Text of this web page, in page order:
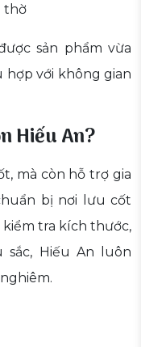
thờ
sản phẩm vừa
hợp với không gian
Hiếu An?
mà còn hỗ trợ gia
bị nơi lưu cốt
tra kích thước,
Hiếu An luôn